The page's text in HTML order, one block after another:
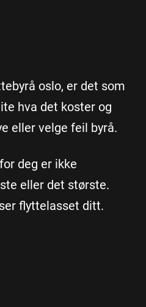
oslo, er det som
hva det koster og
eller velge feil byrå.
deg er ikke
eller det største.
flyttelasset ditt.